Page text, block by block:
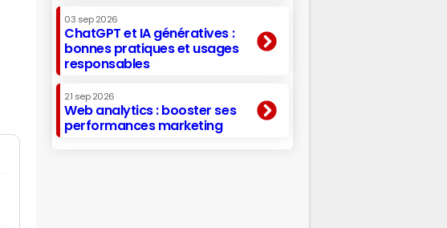
03 sep 2026
ChatGPT et IA génératives :
bonnes pratiques et usages
responsables
21 sep 2026
Web analytics : booster ses
performances marketing